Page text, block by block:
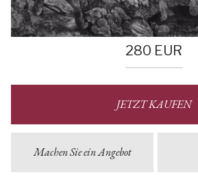
280 EUR
JETZT KAUFEN
Machen Sie ein Angebot